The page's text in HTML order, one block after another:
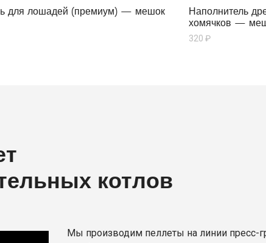
для лошадей (премиум) — мешок
Наполнитель
хомячков —
320 ₽
котлов
Мы производим пеллеты на линии пресс-